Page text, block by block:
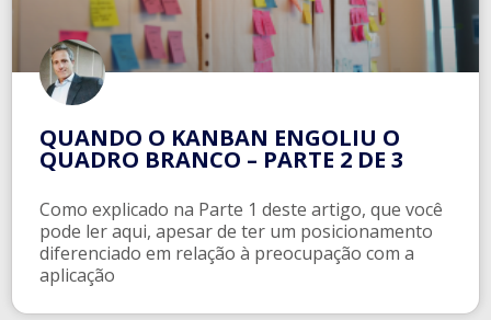
QUANDO O KANBAN ENGOLIU O
QUADRO BRANCO – PARTE 2 DE 3
Como explicado na Parte 1 deste artigo, que você
pode ler aqui, apesar de ter um posicionamento
diferenciado em relação à preocupação com a
aplicação